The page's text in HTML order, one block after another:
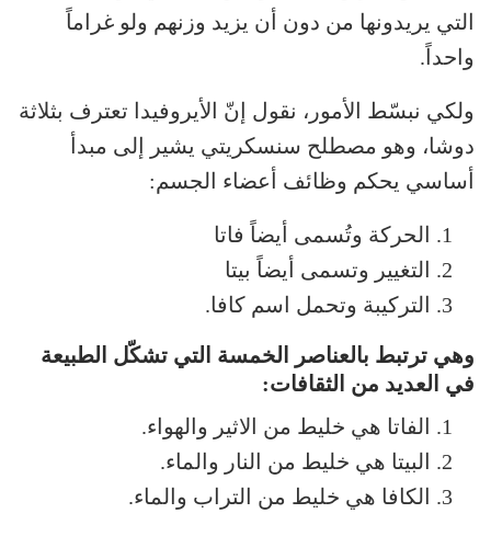
التي يريدونها من دون أن يزيد وزنهم ولو غراماً
واحداً.
ولكي نبسّط الأمور، نقول إنّ الأيروفيدا تعترف بثلاثة
دوشا، وهو مصطلح سنسكريتي يشير إلى مبدأ
أساسي يحكم وظائف أعضاء الجسم:
الحركة وتُسمى أيضاً فاتا
التغيير وتسمى أيضاً بيتا
التركيبة وتحمل اسم كافا.
وهي ترتبط بالعناصر الخمسة التي تشكّل الطبيعة
في العديد من الثقافات:
الفاتا هي خليط من الاثير والهواء.
البيتا هي خليط من النار والماء.
الكافا هي خليط من التراب والماء.